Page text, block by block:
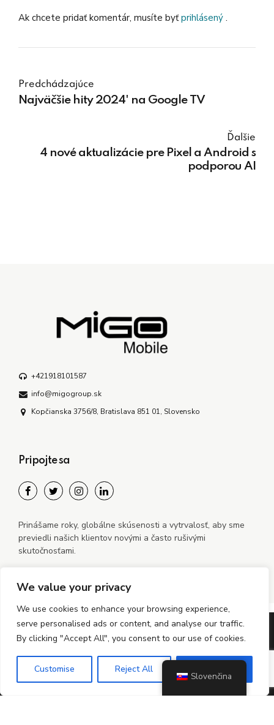
We value your privacy
We use cookies to enhance your browsing experience,
serve personalised ads or content, and analyse our traffic.
By clicking "Accept All", you consent to our use of cookies.
Customise Reject All
Ak chcete pridať komentár, musíte byťprihlásený .
Predchádzajúce
Najväčšie hity 2024' na Google TV
Ďalšie
4 nové aktualizácie pre Pixel a Android s
podporou AI
+421918101587
info@migogroup.sk
Kopčianska 3756/8, Bratislava 851 01, Slovensko
Pripojte sa
Prinášame roky, globálne skúsenosti a vytrvalosť, aby sme
previedli našich klientov novými a často rušivými
skutočnosťami.
©2024 – 2026 MiGO Mobile s.r.o. Všetky práva vyhradené
Zásady ochrany osobných údajov
Zásady používania súborov cookie
Zásady používania súborov cookie (EÚ)Slovenčina